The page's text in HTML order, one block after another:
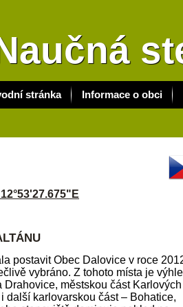
postavit Obec Dalovice v roce
vybráno. Z tohoto místa je
Drahovice, městskou část Karlových
další karlovarskou část – Bohatice,
stránka Informace o obci